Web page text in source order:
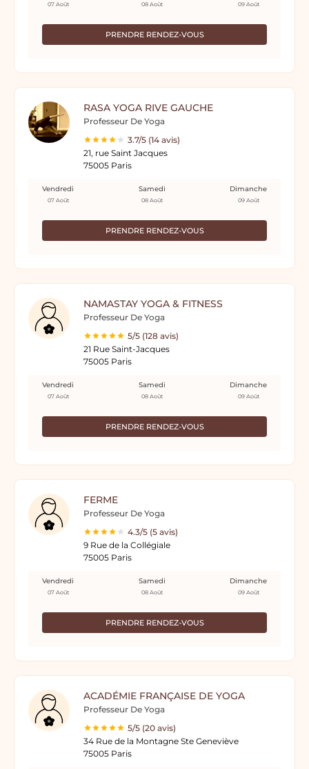
PRENDRE RENDEZ-VOUS
07 Août 08 Août 09 Août
RASA YOGA RIVE GAUCHE
Professeur De Yoga
3.7/5 (14 avis)
21, rue Saint Jacques
75005 Paris
PRENDRE RENDEZ-VOUS
Vendredi
07 Août
Samedi
08 Août
Dimanche
09 Août
NAMASTAY YOGA & FITNESS
Professeur De Yoga
5/5 (128 avis)
21 Rue Saint-Jacques
75005 Paris
PRENDRE RENDEZ-VOUS
Vendredi
07 Août
Samedi
08 Août
Dimanche
09 Août
FERME
Professeur De Yoga
4.3/5 (5 avis)
9 Rue de la Collégiale
75005 Paris
PRENDRE RENDEZ-VOUS
Vendredi
07 Août
Samedi
08 Août
Dimanche
09 Août
ACADÉMIE FRANÇAISE DE YOGA
Professeur De Yoga
5/5 (20 avis)
34 Rue de la Montagne Ste Geneviève
75005 Paris